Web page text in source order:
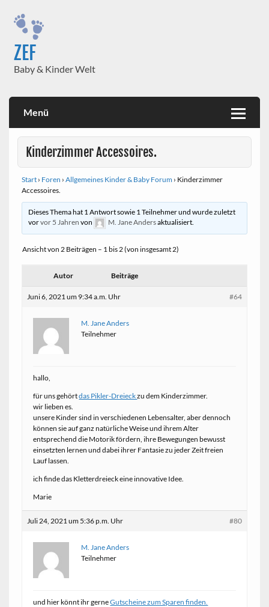
content
ZEF
Baby & Kinder Welt
Menü
Kinderzimmer Accessoires.
Start › Foren › Allgemeines Kinder & Baby Forum › Kinderzimmer
Accessoires.
Dieses Thema hat 1 Antwort sowie 1 Teilnehmer und wurde zuletzt
vorvor 5 Jahren von M. Jane Andersaktualisiert.
Ansicht von 2 Beiträgen – 1 bis 2 (von insgesamt 2)
Autor Beiträge
Juni 6, 2021 um 9:34 a.m. Uhr #64
M. Jane Anders
Teilnehmer
hallo,
für uns gehörtdas Pikler-Dreieckzu dem Kinderzimmer.
wir lieben es.
unsere Kinder sind in verschiedenen Lebensalter, aber dennoch
können sie auf ganz natürliche Weise und ihrem Alter
entsprechend die Motorik fördern, ihre Bewegungen bewusst
einsetzten lernen und dabei ihrer Fantasie zu jeder Zeit freien
Lauf lassen.
ich finde das Kletterdreieck eine innovative Idee.
Marie
Juli 24, 2021 um 5:36 p.m. Uhr #80
M. Jane Anders
Teilnehmer
und hier könnt ihr gerneGutscheine zum Sparen finden.